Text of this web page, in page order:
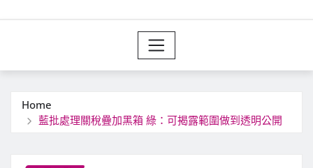
Home
藍批處理關稅疊加黑箱 綠：可揭露範圍做到透明公開